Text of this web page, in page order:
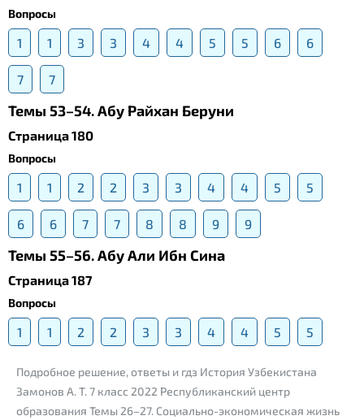
Вопросы
1 1 3 3 4 4 5 5 6 6
7 7
Темы 53–54. Абу Райхан Беруни
Страница 180
Вопросы
1 1 2 2 3 3 4 4 5 5
6 6 7 7 8 8 9 9
Темы 55–56. Абу Али Ибн Сина
Страница 187
Вопросы
1 1 2 2 3 3 4 4 5 5
Подробное решение, ответы и гдз История Узбекистана
Замонов А. Т. 7 класс 2022 Республиканский центр
образования Темы 26–27. Социально-экономическая жизнь